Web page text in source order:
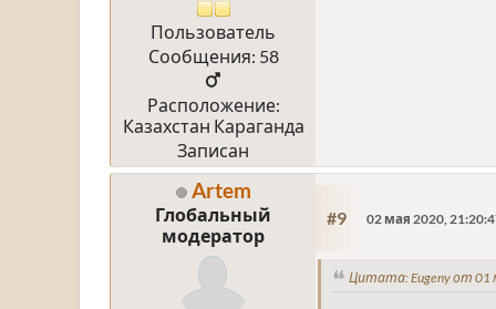
Пользователь
Сообщения: 58
Расположение:
Казахстан Караганда
Записан
Artem
Глобальный
модератор
#9 02 мая 2020,
Цитата: Eugeny от 01